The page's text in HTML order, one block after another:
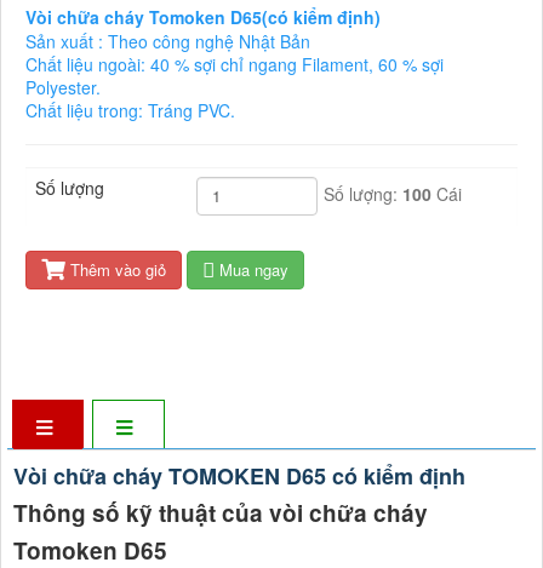
Vòi chữa cháy Tomoken D65(có kiểm định)
Sản xuất : Theo công nghệ Nhật Bản
Chất liệu ngoài: 40 % sợi chỉ ngang Filament, 60 % sợi
Polyester.
Chất liệu trong: Tráng PVC.
Số lượng Số lượng: 100 Cái
Thêm vào giỏ Mua ngay
Vòi chữa cháy TOMOKEN D65 có kiểm định
Thông số kỹ thuật của vòi chữa cháy
Tomoken D65